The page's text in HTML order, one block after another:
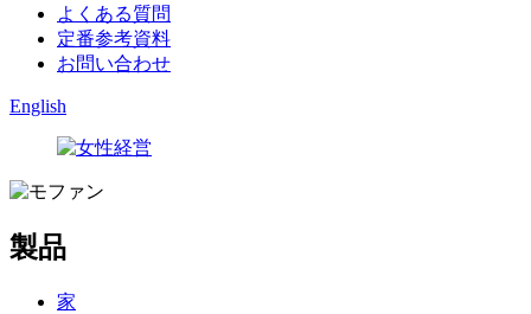
よくある質問
定番参考資料
お問い合わせ
English
製品
家